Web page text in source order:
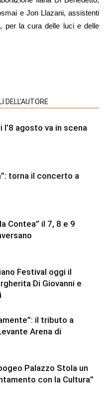
e Jon Llazani, assistenti
per la cura delle luci e delle
DELL'AUTORE
l’8 agosto va in scena
torna il concerto a
Contea” il 7, 8 e 9
Festival oggi il
Di Giovanni e
il tributo a
Arena di
Palazzo Stola un
con la Cultura”